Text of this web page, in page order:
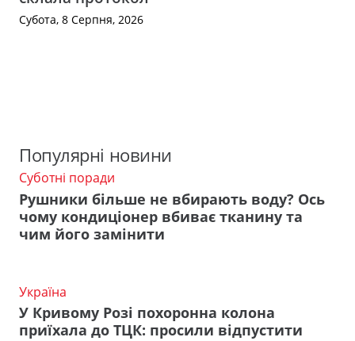
Субота, 8 Серпня, 2026
Популярні новини
Суботні поради
Рушники більше не вбирають воду? Ось
чому кондиціонер вбиває тканину та
чим його замінити
Україна
У Кривому Розі похоронна колона
приїхала до ТЦК: просили відпустити